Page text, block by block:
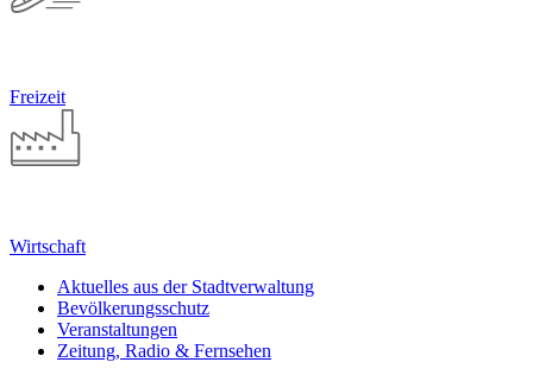
Freizeit
Wirtschaft
Aktuelles aus der Stadtverwaltung
Bevölkerungsschutz
Veranstaltungen
Zeitung, Radio & Fernsehen